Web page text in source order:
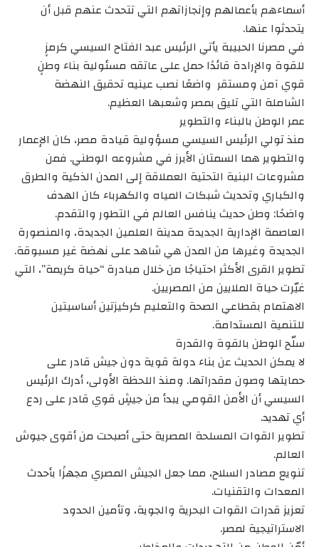
أسماءهم بأعمالهم وإنجازاتهم التي تتحدث عنهم قبل أن
يتحدثوا عنها.
في مصرنا الحبيبة يأتي الرئيس عبد الفتاح السيسي كرمزٍ
للقوة والإرادة قائدًا حمل على عاتقه مسئولية بناء وطنٍ
قوي آمن ومستقر واضعًا نصب عينيه تحقيق النهضة
الشاملة التي تليق بمصر وشعبها العظيم.
عمر الوطن بالبناء والتطوير
منذ تولي الرئيس السيسي مسؤولية قيادة مصر، كان الإعمار
والتطوير هما السمتان الأبرز في مشروعه الوطني. فمن
مشروعات البنية التحتية العملاقة إلى المدن الذكية والطرق
والكباري وتحديث شبكات المياه والكهرباء كان الهدف
واضحًا: وطن حديث ينافس العالم في التطور والتقدم.
العاصمة الإدارية الجديدة مدينة العلمين الجديدة، والمنصورة
الجديدة وغيرها من المدن هي شاهد على نهضة غير مسبوقة.
تطوير القرى الأكثر احتياجًا من خلال مبادرة “حياة كريمة”، التي
غيّرت حياة الملايين من المصريين.
الاهتمام بقطاعي الصحة والتعليم كركيزتين أساسيتين
للتنمية المستدامة.
سلّح الوطن بالقوة والقدرة
لا يمكن الحديث عن بناء دولة قوية دون جيش قادر على
حمايتها وصون مقدراتها. ومنذ اللحظة الأولى، أدرك الرئيس
السيسي أن الأمن القومي يبدأ من جيشٍ قوي قادر على ردع
أي تهديد.
تطوير القوات المسلحة المصرية حتى أصبحت من أقوى جيوش
العالم.
تنويع مصادر السلاح، مما جعل الجيش المصري مجهزًا بأحدث
المعدات والتقنيات.
تعزيز قدرات القوات البحرية والجوية، وتأمين الحدود
الاستراتيجية لمصر.